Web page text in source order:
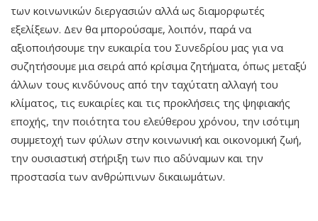
των κοινωνικών διεργασιών αλλά ως διαμορφωτές
εξελίξεων. Δεν θα μπορούσαμε, λοιπόν, παρά να
αξιοποιήσουμε την ευκαιρία του Συνεδρίου μας για να
συζητήσουμε μια σειρά από κρίσιμα ζητήματα, όπως μεταξύ
άλλων τους κινδύνους από την ταχύτατη αλλαγή του
κλίματος, τις ευκαιρίες και τις προκλήσεις της ψηφιακής
εποχής, την ποιότητα του ελεύθερου χρόνου, την ισότιμη
συμμετοχή των φύλων στην κοινωνική και οικονομική ζωή,
την ουσιαστική στήριξη των πιο αδύναμων και την
προστασία των ανθρώπινων δικαιωμάτων.